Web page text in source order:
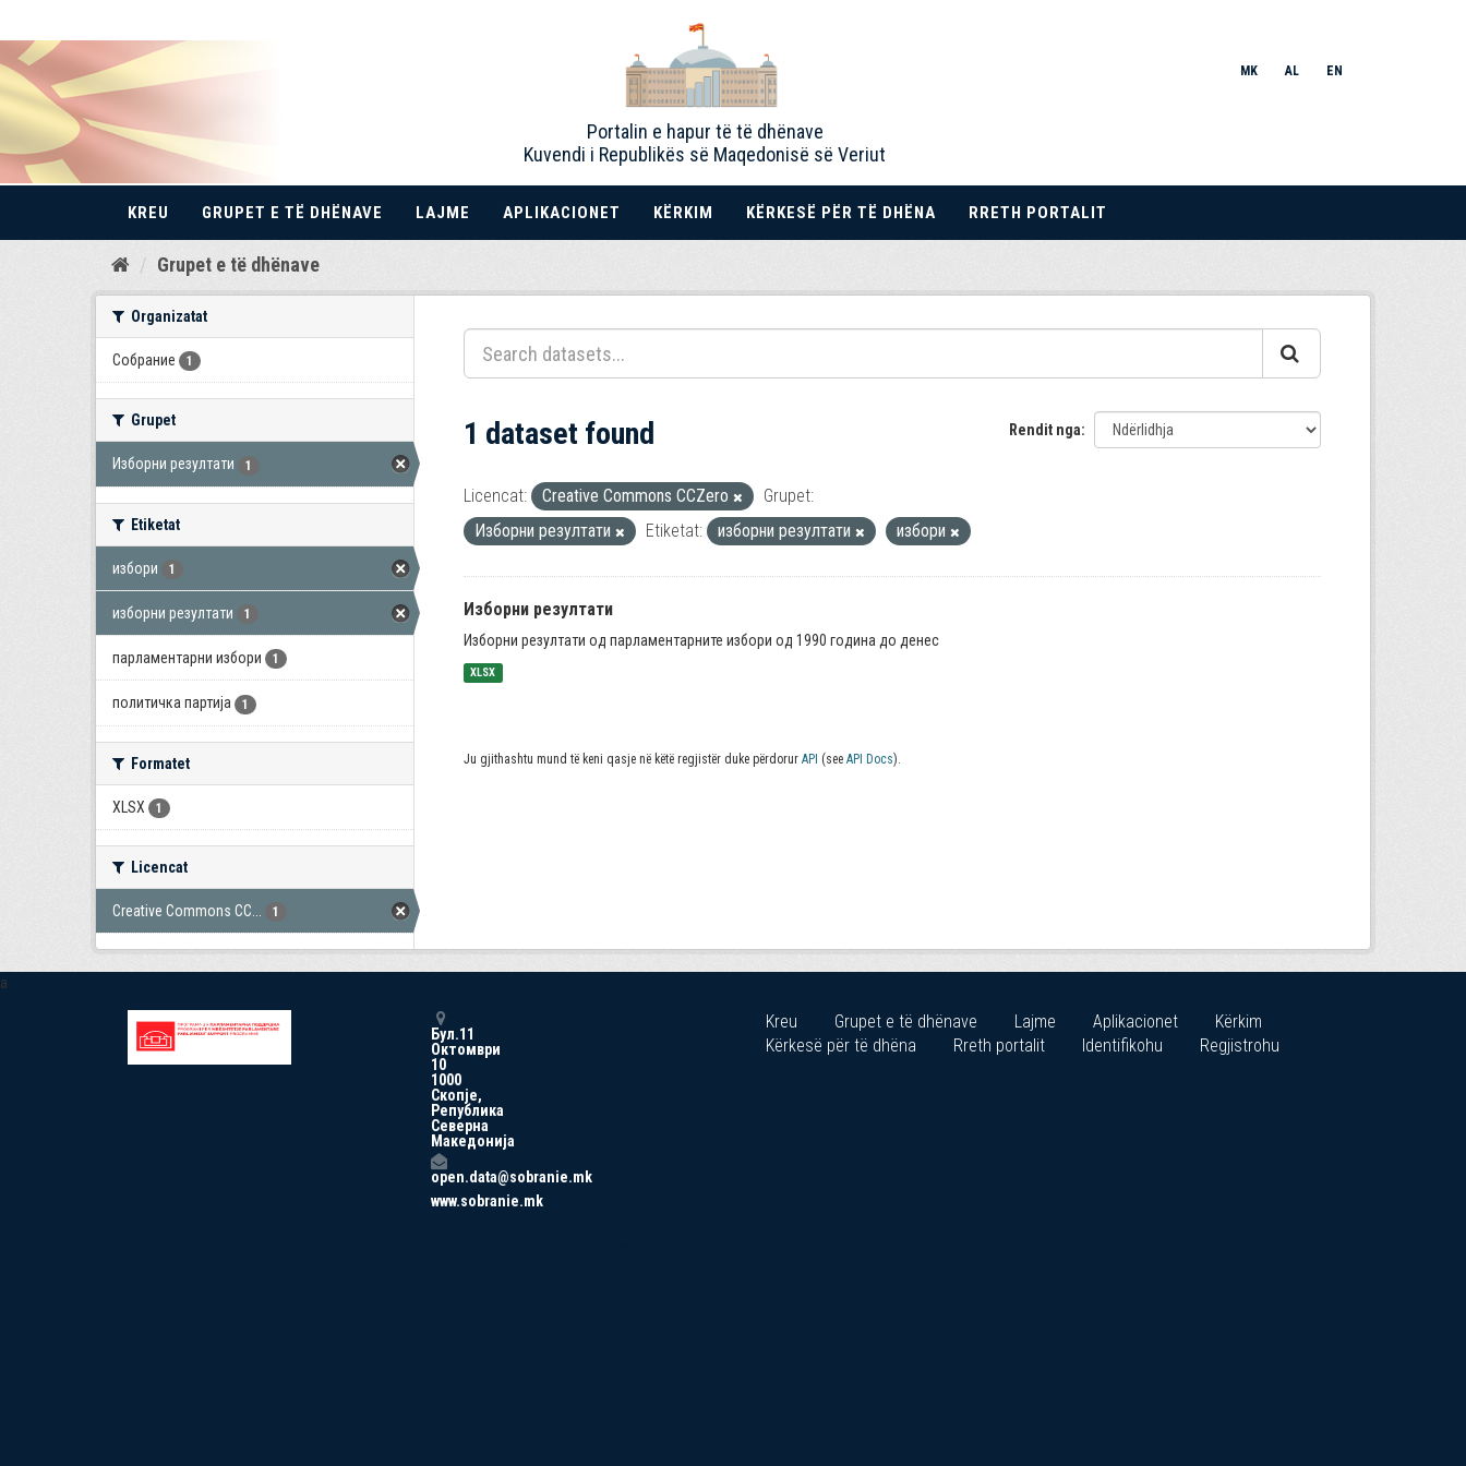
Kalo
Portalin e hapur të të dhënave
Kuvendi i Republikës së Maqedonisë së Veriut
MK AL EN
KREU GRUPET E TË DHËNAVE LAJME APLIKACIONET KËRKIM KËRKESË PËR TË DHËNA RRETH PORTALIT
Grupet e të dhënave
Organizatat
Собрание 1
Grupet
Изборни резултати 1
Etiketat
избори 1
изборни резултати 1
парламентарни избори 1
политичка партија 1
Formatet
XLSX 1
Licencat
Creative Commons CC... 1
Rendit nga
1 dataset found
Licencat: Creative Commons CCZero
Grupet:
Изборни резултати
Etiketat: изборни резултати избори
Изборни резултати
Изборни резултати од парламентарните избори од 1990 година до денес
XLSX
Ju gjithashtu mund të keni qasje në këtë regjistër duke përdorur API (see API Docs).
a
Бул.11
Октомври
10
1000
Скопје,
Република
Северна
Македонија
open.data@sobranie.mk
www.sobranie.mk
Kreu Grupet e të dhënave Lajme Aplikacionet
Kërkim
Kërkesë për të dhëna
Rreth portalit Identifikohu Regjistrohu